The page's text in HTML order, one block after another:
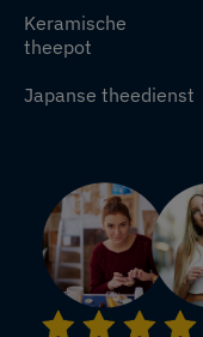
Keramische
theepot
Japanse theedienst